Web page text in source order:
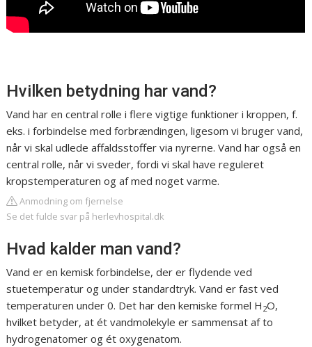
Hvilken betydning har vand?
Vand har en central rolle i flere vigtige funktioner i kroppen, f.
eks. i forbindelse med forbrændingen, ligesom vi bruger vand,
når vi skal udlede affaldsstoffer via nyrerne. Vand har også en
central rolle, når vi sveder, fordi vi skal have reguleret
kropstemperaturen og af med noget varme.
Anmodning om fjernelse
Se det fulde svar på herlevhospital.dk
Hvad kalder man vand?
Vand er en kemisk forbindelse, der er flydende ved
stuetemperatur og under standardtryk. Vand er fast ved
temperaturen under 0. Det har den kemiske formel H 2O,
hvilket betyder, at ét vandmolekyle er sammensat af to
hydrogenatomer og ét oxygenatom.